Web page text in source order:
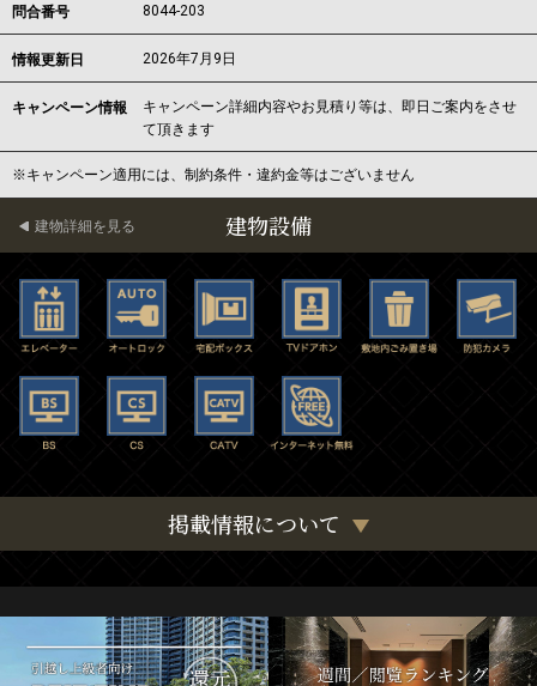
問合番号 8044-203
情報更新日 2026年7月9日
キャンペーン情報
キャンペーン詳細内容やお見積り等は、即日ご案内をさせ
て頂きます
※キャンペーン適用には、制約条件・違約金等はございません
建物設備
建物詳細を見る
掲載情報について